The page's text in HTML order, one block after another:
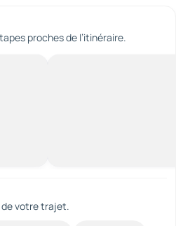
proches de l’itinéraire.
de votre trajet.